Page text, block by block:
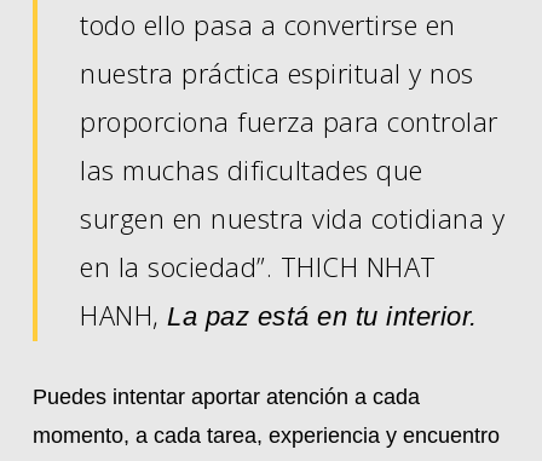
todo ello pasa a convertirse en
nuestra práctica espiritual y nos
proporciona fuerza para controlar
las muchas dificultades que
surgen en nuestra vida cotidiana y
en la sociedad”. THICH NHAT
HANH,La paz está en tu interior.
Puedes intentar aportar atención a cada
momento, a cada tarea, experiencia y encuentro